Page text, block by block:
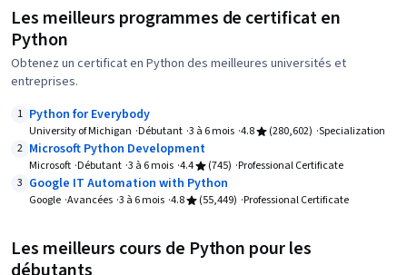
Les meilleurs programmes de certificat en
Python
Obtenez un certificat en Python des meilleures universités et
entreprises.
1 Python for Everybody
University of Michigan Débutant 3 à 6 mois 4.8 (280,602) Specialization
2 Microsoft Python Development
Microsoft Débutant 3 à 6 mois 4.4 (745) Professional Certificate
3 Google IT Automation with Python
Google Avancées 3 à 6 mois 4.8 (55,449) Professional Certificate
Les meilleurs cours de Python pour les